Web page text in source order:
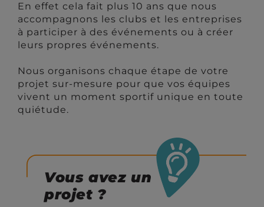
En effet cela fait plus 10 ans que nous
accompagnons les clubs et les entreprises
à participer à des événements ou à créer
leurs propres événements.
Nous organisons chaque étape de votre
projet sur-mesure pour que vos équipes
vivent un moment sportif unique en toute
quiétude.
Vous avez un
projet ?